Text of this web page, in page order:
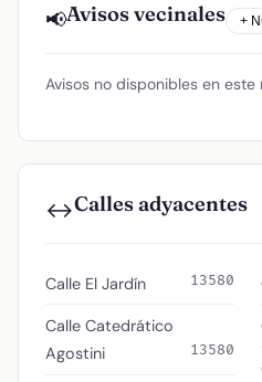
📢Avisos vecinales +
Avisos no disponibles en este
↔️Calles adyacentes
Calle El Jardín 13580
Calle Catedrático
Agostini
13580